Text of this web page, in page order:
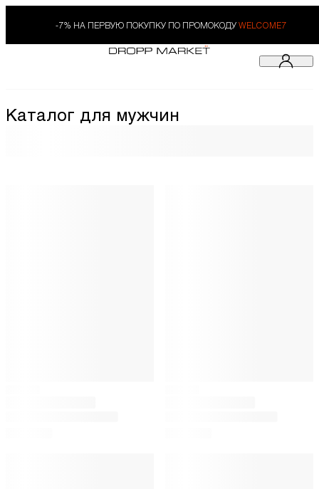
-7% НА ПЕРВУЮ ПОКУПКУ ПО ПРОМОКОДУ WELCOME7
Каталог для мужчин